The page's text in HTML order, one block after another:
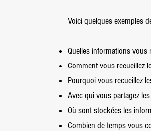
Voici quelques exemples
Quelles informations vous
Comment vous recueillez
Pourquoi vous recueillez
Avec qui vous partagez
Où sont stockées les
Combien de temps vous